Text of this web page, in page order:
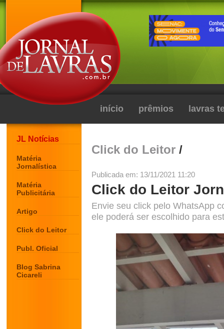
início prêmios lavras
JL Notícias
Matéria
Jornalística
Matéria
Publicitária
Artigo
Click do Leitor
Publ. Oficial
Blog Sabrina
Cicareli
Click do Leitor /
Publicada em: 13/11/2021 11:20
Click do Leitor
Envie seu click pelo WhatsApp
ele poderá ser escolhido para